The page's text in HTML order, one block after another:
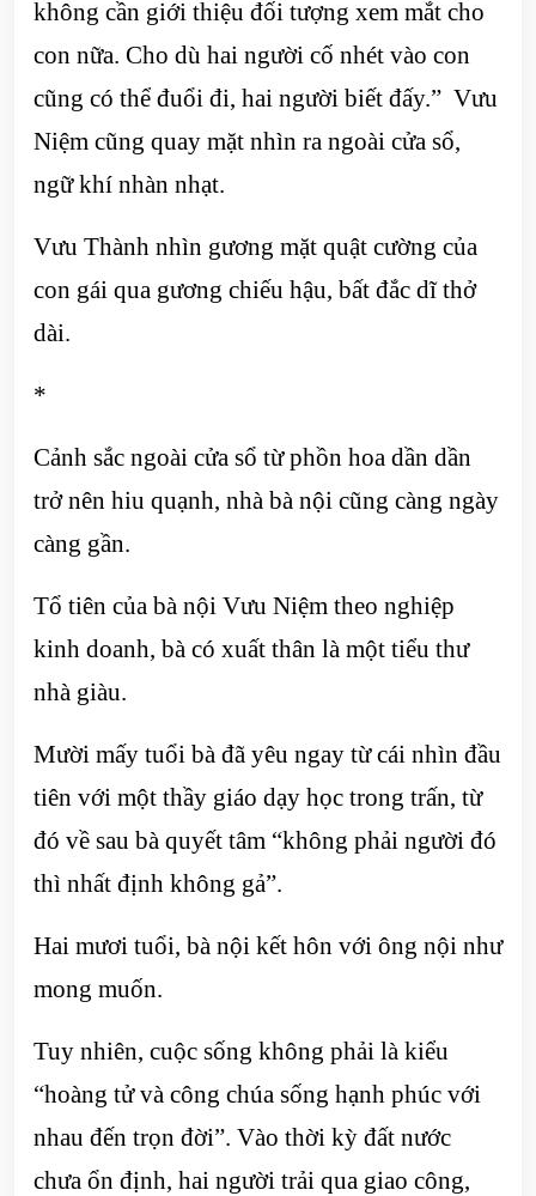
không cần giới thiệu đối tượng xem mắt cho
con nữa. Cho dù hai người cố nhét vào con
cũng có thể đuổi đi, hai người biết đấy.” Vưu
Niệm cũng quay mặt nhìn ra ngoài cửa sổ,
ngữ khí nhàn nhạt.
Vưu Thành nhìn gương mặt quật cường của
con gái qua gương chiếu hậu, bất đắc dĩ thở
dài.
*
Cảnh sắc ngoài cửa sổ từ phồn hoa dần dần
trở nên hiu quạnh, nhà bà nội cũng càng ngày
càng gần.
Tổ tiên của bà nội Vưu Niệm theo nghiệp
kinh doanh, bà có xuất thân là một tiểu thư
nhà giàu.
Mười mấy tuổi bà đã yêu ngay từ cái nhìn đầu
tiên với một thầy giáo dạy học trong trấn, từ
đó về sau bà quyết tâm “không phải người đó
thì nhất định không gả”.
Hai mươi tuổi, bà nội kết hôn với ông nội như
mong muốn.
Tuy nhiên, cuộc sống không phải là kiểu
“hoàng tử và công chúa sống hạnh phúc với
nhau đến trọn đời”. Vào thời kỳ đất nước
chưa ổn định, hai người trải qua giao công,